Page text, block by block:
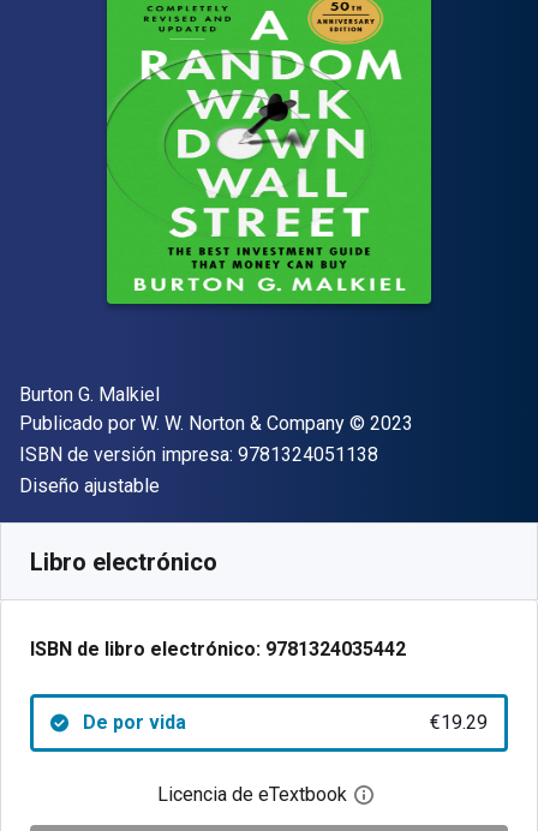
Autor(es)
Burton G. Malkiel
Editorial
Publicado por W. W. Norton & Company Copyright
© 2023
ISBN de versión impresa: 9781324051138
Formato
Diseño ajustable
Libro electrónico
ISBN de libro electrónico: 9781324035442
De por vida €19.29
Licencia de eTextbook Abre el cuadro de